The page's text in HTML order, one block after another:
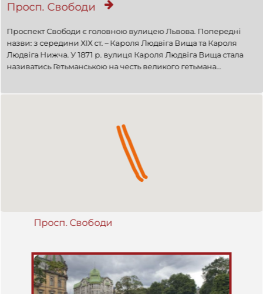
Просп. Свободи
Проспект Свободи є головною вулицею Львова. Попередні
назви: з середини ХІХ ст. – Кaроля Людвіга Вища та Кароля
Людвіга Нижча. У 1871 р. вулиця Кaроля Людвіга Вища стала
називатись Гетьманською на честь великого гетьмана
Полтву. У 1940 р. вулиці Гетьманська та Легіонів увійшли в
склад однієї – вул. Першого травня. У 1941 р. її спочатку
розділили на вул. Оперну (Opernstrasse) та вул.
Музейну (Museumstrasse), а потім об’єднали під назвою Адольф
Гітлер Рінґ. У 1944 p. отримала назву вул. Першого травня, а
потім - просп. Леніна. У 1991 р. перейменoвана на просп.
Просп. Свободи